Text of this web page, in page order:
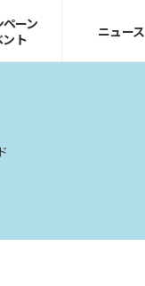
ーン
ント
ニュース